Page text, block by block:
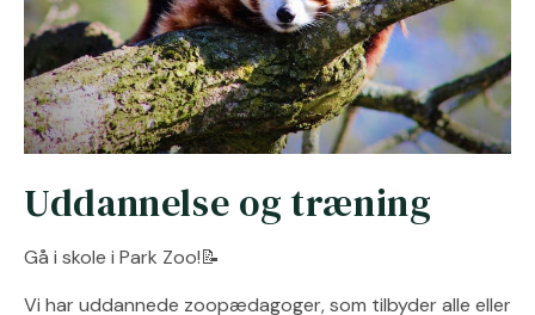
Uddannelse og træning
Gå i skole i Park Zoo!📝
Vi har uddannede zoopædagoger, som tilbyder alle eller